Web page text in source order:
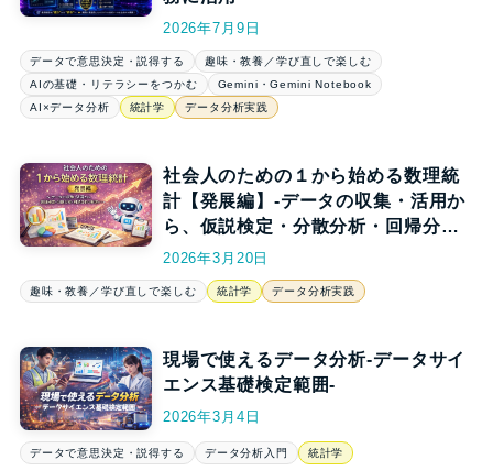
2026年7月9日
データで意思決定・説得する
趣味・教養／学び直しで楽しむ
AIの基礎・リテラシーをつかむ
Gemini・Gemini Notebook
AI×データ分析
統計学 データ分析実践
社会人のための１から始める数理統
計【発展編】-データの収集・活用か
ら、仮説検定・分散分析・回帰分析
の数理まで-
2026年3月20日
趣味・教養／学び直しで楽しむ 統計学 データ分析実践
現場で使えるデータ分析-データサイ
エンス基礎検定範囲-
2026年3月4日
データで意思決定・説得する データ分析入門 統計学